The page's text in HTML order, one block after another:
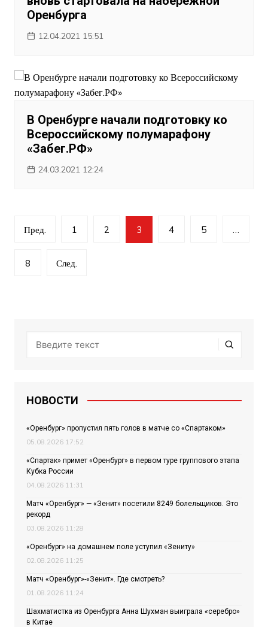
Оренбурга
12.04.2021 15:51
В Оренбурге начали подготовку ко
Всероссийскому полумарафону
«Забег.РФ»
24.03.2021 12:24
Навигация
записям
Пред. 1 2 3 4 5
8 След.
НОВОСТИ
«Оренбург» пропустил пять голов в матче со «Спартаком»
05.08.2026 17:52
«Спартак» примет «Оренбург» в первом туре группового этапа
Кубка России
04.08.2026 11:31
Матч «Оренбург» — «Зенит» посетили 8249 болельщиков. Это
рекорд
03.08.2026 11:28
«Оренбург» на домашнем поле уступил «Зениту»
02.08.2026 11:25
Матч «Оренбург»-«Зенит». Где смотреть?
01.08.2026 11:24
Шахматистка из Оренбурга Анна Шухман выиграла «серебро»
в Китае